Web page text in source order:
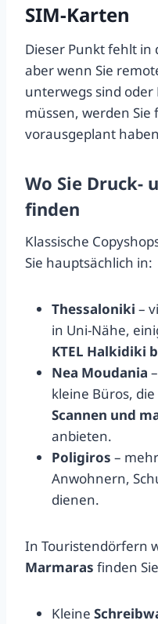
SIM-Karten
Dieser Punkt fehlt
aber wenn Sie
unterwegs sind
müssen, werden Sie
vorausgeplant
Wo Sie Druck-
finden
Klassische
Sie hauptsächlich in:
Thessaloniki –
in Uni-Nähe,
KTEL Halkidiki
Nea Moudania
kleine Büros, die
Scannen und
anbieten.
Poligiros –
Anwohnern,
dienen.
In Touristendörfern
Marmaras finden
Kleine